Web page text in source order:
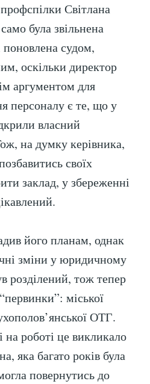
Світлана
була звільнена
судом,
оскільки директор
аргументом для
персоналу є те, що у
власний
на думку керівника,
своїх
заклад, у збереженні
його планам, однак
зміни у юридичному
розділений, тож тепер
міської
ОТГ.
роботі це викликало
яка багато років була
повернутись до